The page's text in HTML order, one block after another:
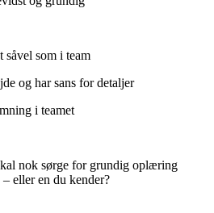
såvel som i team
og har sans for detaljer
i teamet
nok sørge for grundig oplæring
eller en du kender?